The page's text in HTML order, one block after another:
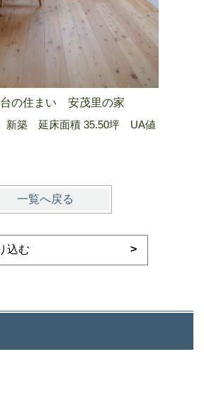
の住まい 安茂里の家
築 延床面積 35.50坪 UA値
一覧へ戻る